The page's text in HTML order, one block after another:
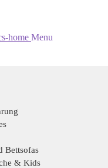
Menu
Bettsofas
& Kids